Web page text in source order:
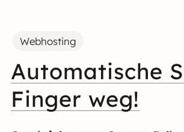
Webhosting
Automatische
Finger weg!